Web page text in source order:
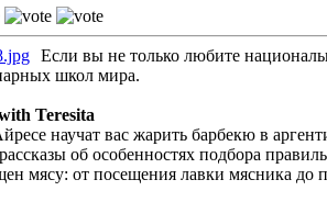
Если вы не только любите
школ мира.
Teresita
научат вас жарить барбекю в
об особенностях подбора
мясу: от посещения лавки мясника до